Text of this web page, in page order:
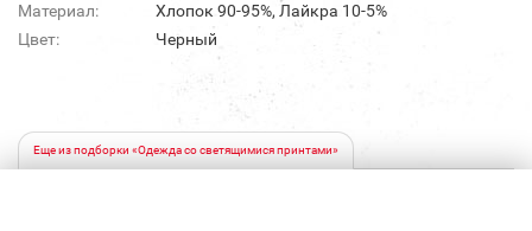
Материал:
Хлопок 90-95%, Лайкра 10-5%
Цвет:
Черный
Еще из подборки «Одежда со светящимися принтами»